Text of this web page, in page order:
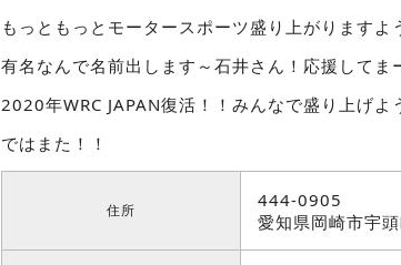
もっともっとモータースポーツ盛り上がりますよ
有名なんで名前出します～石井さん！応援してま
2020年WRC JAPAN復活！！みんなで盛り上げよ
ではまた！！
住所
444-0905
愛知県岡崎市宇